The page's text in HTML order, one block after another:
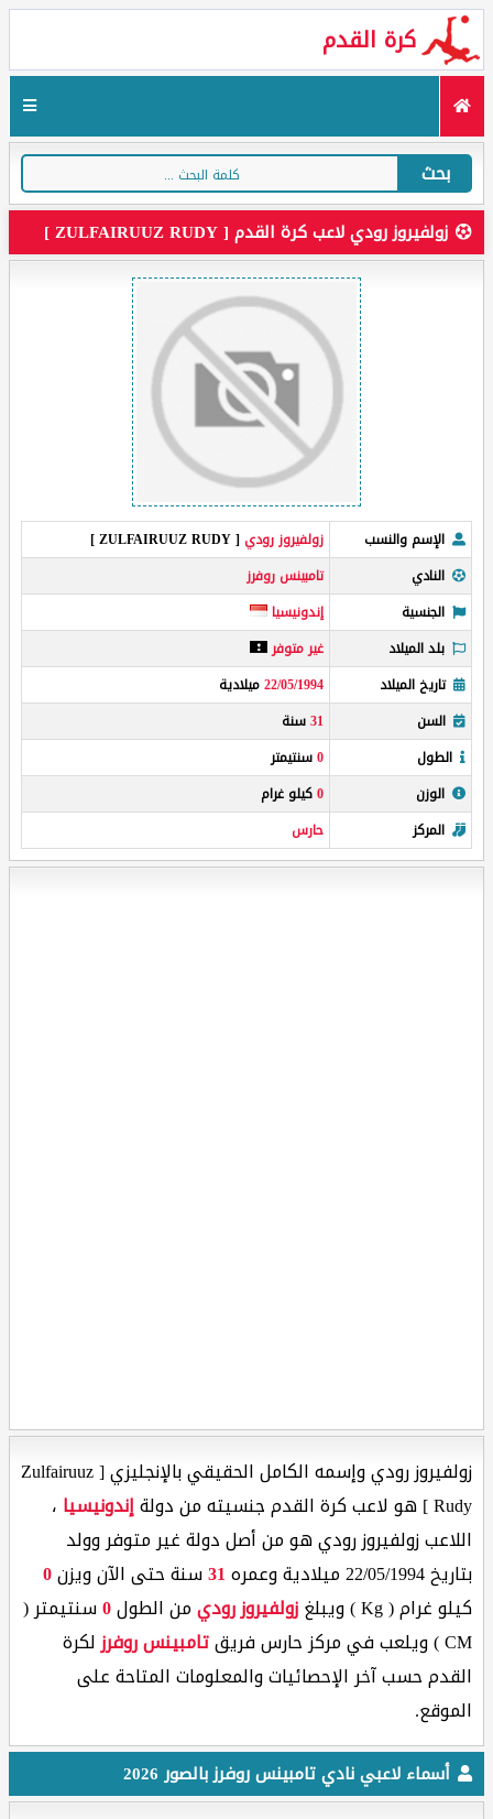
كرة القدم
بحث
زولفيروز رودي لاعب كرة القدم [ ZULFAIRUUZ RUDY ]
الإسم والنسب زولفيروز رودي [ ZULFAIRUUZ RUDY ]
النادي
تامبينس روفرز
الجنسية
إندونيسيا
بلد الميلاد
غير متوفر
تاريخ الميلاد
22/05/1994ميلادية
السن
31سنة
الطول
0سنتيمتر
الوزن
0كيلو غرام
المركز
حارس
زولفيروز رودي وإسمه الكامل الحقيقي بالإنجليزي [ Zulfairuuz
Rudy ] هو لاعب كرة القدم جنسيته من دولة
إندونيسيا ،
اللاعب زولفيروز رودي هو من أصل دولة غير متوفر وولد
بتاريخ 22/05/1994 ميلادية وعمره
31سنة حتى الآن ويزن0
كيلو غرام ( Kg ) ويبلغ
زولفيروز روديمن الطول0سنتيمتر (
CM ) ويلعب في مركز حارس فريق
تامبينس روفرزلكرة
القدم حسب آخر الإحصائيات والمعلومات المتاحة على
الموقع.
أسماء لاعبي نادي تامبينس روفرز بالصور 2026